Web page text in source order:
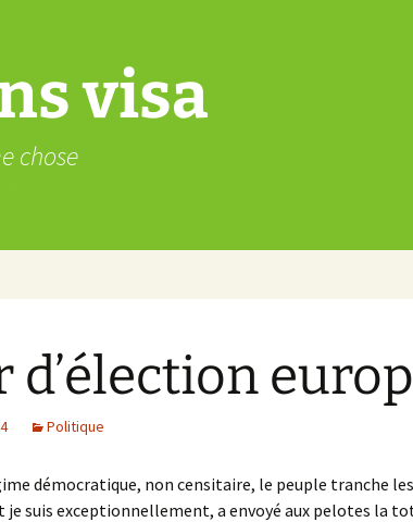
visa
chose
d’élection
Politique
démocratique, non censitaire, le peuple tranche
je suis exceptionnellement, a envoyé aux pelotes la